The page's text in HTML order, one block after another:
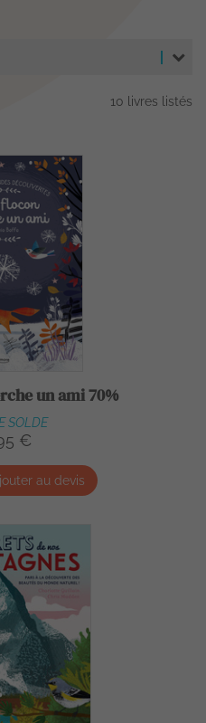
10 livres listés
un ami 70%
SOLDE
€
au devis